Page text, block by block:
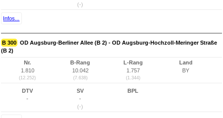
(-)
Infos...
B 300 OD Augsburg-Berliner Allee (B 2) - OD Augsburg-Hochzoll-Meringer Straße
(B 2)
Nr.
1.810
(12.252)
B-Rang
10.042
(7.638)
L-Rang
1.757
(1.344)
Land
BY
DTV
-
SV
-
(-)
BPL